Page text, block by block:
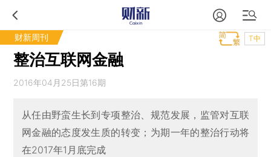
财新周刊 T中
整治互联网金融
2016年04月25日第16期
从任由野蛮生长到专项整治、规范发展，监管对互联
网金融的态度发生质的转变；为期一年的整治行动将
在2017年1月底完成